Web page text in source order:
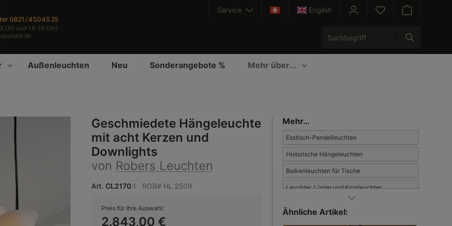
0821 / 450 45 25
Uhr und 14–16 Uhr)
Service
English
Außenleuchten Neu Sonderangebote % Mehr über...
Geschmiedete Hängeleuchte
mit acht Kerzen und
Downlights
von Robers Leuchten
Art. CL2170.1 ROB# HL 2509
Preis für Ihre Auswahl:
2.843,00 €
Mehr…
Esstisch-Pendelleuchten
Historische Hängeleuchten
Balkenleuchten für Tische
Leuchter, Lüster und Kronleuchter
Ähnliche Artikel: